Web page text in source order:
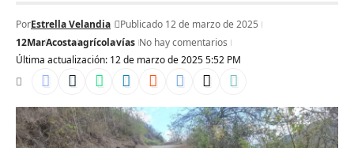
Última actualización: 12 de marzo de 2025 5:52 PM
PorEstrella Velandia
Publicado 12 de marzo de 2025
12MarAcostaagrícolavías No hay comentarios